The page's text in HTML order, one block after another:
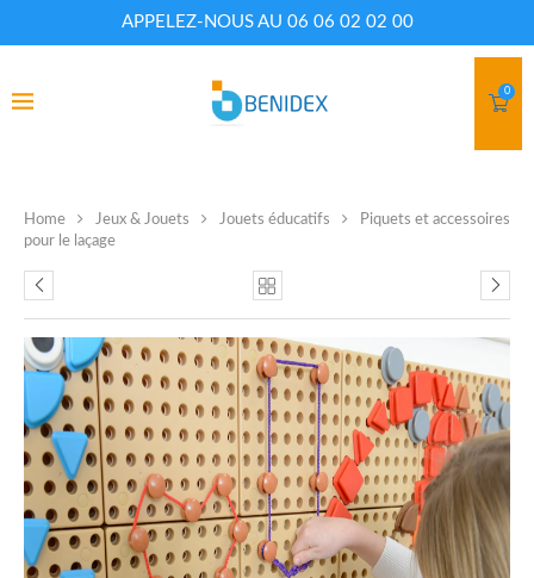
APPELEZ-NOUS AU 06 06 02 02 00
0
Home Jeux & Jouets Jouets éducatifs
Piquets et accessoires
pour le laçage